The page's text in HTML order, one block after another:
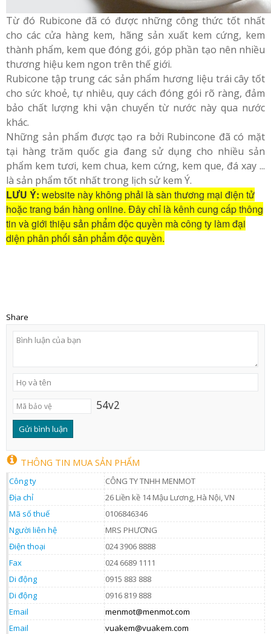
Từ đó Rubicone đã có được những công thức tốt nhất
cho các cửa hàng kem, hãng sản xuất kem cứng, kem
thành phẩm, kem que đóng gói, góp phần tạo nên nhiều
thương hiệu kem ngon trên thế giới.
Rubicone tập trung các sản phẩm hương liệu trái cây tốt
cho sức khoẻ, tự nhiêu, quy cách đóng gói rõ ràng, đảm
bảo chất lượng khi vận chuyển từ nước này qua nước
khác.
Những sản phẩm được tạo ra bởi Rubincone đã có mặt
tại hàng trăm quốc gia đang sử dụng cho nhiều sản
phẩm kem tươi, kem chua, kem cứng, kem que, đá xay ...
là sản phẩm tốt nhất trong lịch sử kem Ý.
LƯU Ý: website này không phải là sàn thương mại điện tử
hoặc trang bán hàng online. Đây chỉ là kênh cung cấp thông
tin và giới thiệu sản phẩm độc quyền mà công ty làm đại
diện phân phối sản phẩm độc quyền.
Share
54v2
THÔNG TIN MUA SẢN PHẨM
Công ty
CÔNG TY TNHH MENMOT
Địa chỉ
26 Liền kề 14 Mậu Lương, Hà Nội, VN
Mã số thuế
0106846346
Người liên hệ
MRS PHƯƠNG
Điện thoại
024 3906 8888
Fax
024 6689 1111
Di động
0915 883 888
Di động
0916 819 888
Email
menmot@menmot.com
Email
vuakem@vuakem.com